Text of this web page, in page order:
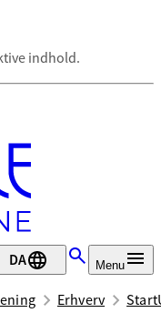
indhold.
DA Menu
Erhverv